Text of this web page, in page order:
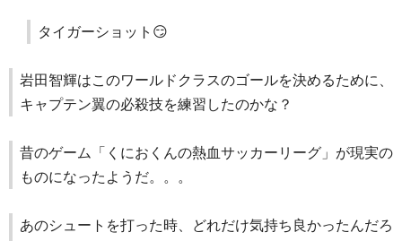
タイガーショット😏
岩田智輝はこのワールドクラスのゴールを決めるために、
キャプテン翼の必殺技を練習したのかな？
昔のゲーム「くにおくんの熱血サッカーリーグ」が現実の
ものになったようだ。。。
あのシュートを打った時、どれだけ気持ち良かったんだろ